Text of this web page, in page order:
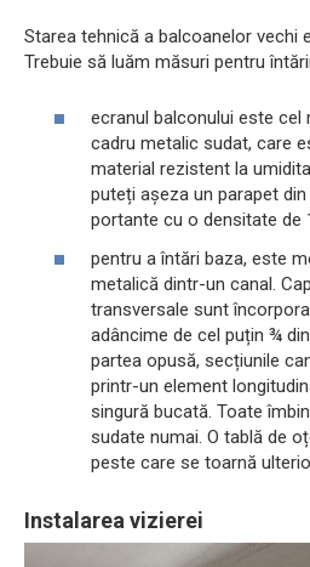
Starea tehnică a balcoanelor vechi
Trebuie să luăm măsuri pentru
ecranul balconului este
cadru metalic sudat, care
material rezistent la
puteți așeza un parapet
portante cu o densitate de
pentru a întări baza, este
metalică dintr-un canal.
transversale sunt
adâncime de cel puțin ¾
partea opusă, secțiunile
printr-un element
singură bucată. Toate
sudate numai. O tablă de
peste care se toarnă
Instalarea vizierei